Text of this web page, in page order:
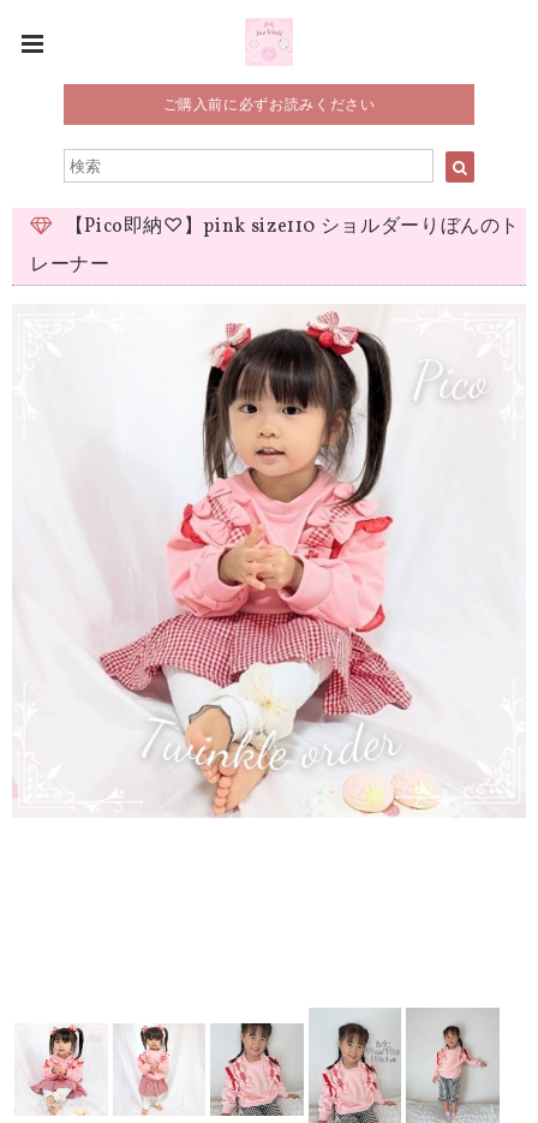
ご購入前に必ずお読みください
【Pico即納♡】pink size110 ショルダーりぼんのト
レーナー